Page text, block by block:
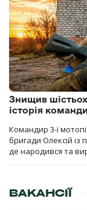
Знищив
історія
Командир 3-ї
бригади Олексій
де народився та
ВАКАНСІЇ